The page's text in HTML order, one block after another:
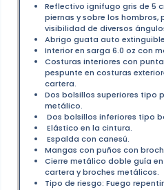
Reflectivo ignifugo gris de 5
piernas y sobre los hombros,
visibilidad de diversos
Abrigo guata auto
Interior en sarga 6.0 oz con
Costuras interiores con
pespunte en costuras
cartera.
Dos bolsillos superiores tipo
metálico.
Dos bolsillos inferiores tipo
Elástico en la cintura.
Espalda con canesú.
Mangas con puños con
Cierre metálico doble guía
cartera y broches metálicos.
Tipo de riesgo: Fuego